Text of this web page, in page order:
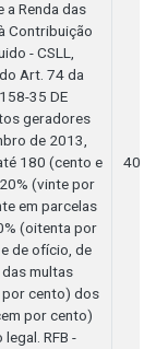
Renda das
Contribuição
- CSLL,
Art. 74 da
35 DE
geradores
de 2013,
180 (cento e
(vinte por
em parcelas
(oitenta por
de ofício, de
multas
por cento) dos
por cento)
RFB -